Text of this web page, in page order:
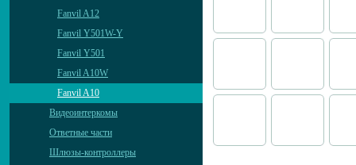
Fanvil A12
Fanvil Y501W-Y
Fanvil Y501
Fanvil A10W
Fanvil A10
Видеоинтеркомы
Ответные части
Шлюзы-контроллеры